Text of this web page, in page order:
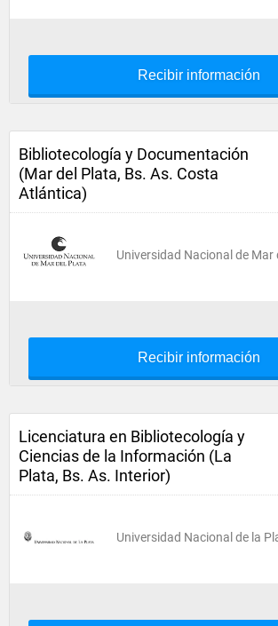
Recibir información
Bibliotecología y Documentación
(Mar del Plata, Bs. As. Costa
Atlántica)
Universidad Nacional de Mar
Recibir información
Licenciatura en Bibliotecología y
Ciencias de la Información (La
Plata, Bs. As. Interior)
Universidad Nacional de la